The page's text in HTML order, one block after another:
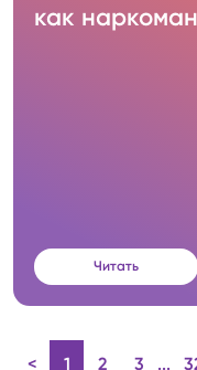
как
Читать
< 1 2 3 ...